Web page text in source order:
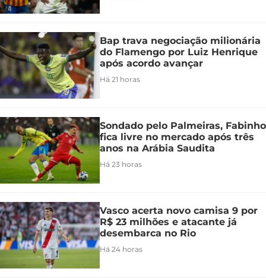
Bap trava negociação milionária
do Flamengo por Luiz Henrique
após acordo avançar
Há 21 horas
Sondado pelo Palmeiras, Fabinho
fica livre no mercado após três
anos na Arábia Saudita
Há 23 horas
Vasco acerta novo camisa 9 por
R$ 23 milhões e atacante já
desembarca no Rio
Há 24 horas